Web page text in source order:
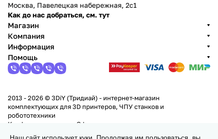
Москва, Павелецкая набережная, 2с1
Как до нас добраться, см. тут
Магазин
Компания
Информация
Помощь
2013 - 2026 © 3DiY (Тридиай) - интернет-магазин
комплектующих для 3D принтеров, ЧПУ станков и
робототехники
Конфиденциальность Оферта
Наш сайт использует куки. Продолжая им пользоваться, вы